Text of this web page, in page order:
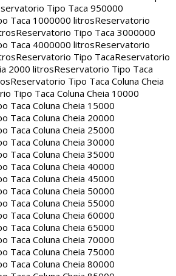
Tipo Taca 950000
Taca 1000000 litrosReservatorio
Reservatorio Tipo Taca 3000000
Taca 4000000 litrosReservatorio
Reservatorio Tipo TacaReservatorio
2000 litrosReservatorio Tipo Taca
Reservatorio Tipo Taca Coluna Cheia
Tipo Taca Coluna Cheia 10000
Taca Coluna Cheia 15000
Taca Coluna Cheia 20000
Taca Coluna Cheia 25000
Taca Coluna Cheia 30000
Taca Coluna Cheia 35000
Taca Coluna Cheia 40000
Taca Coluna Cheia 45000
Taca Coluna Cheia 50000
Taca Coluna Cheia 55000
Taca Coluna Cheia 60000
Taca Coluna Cheia 65000
Taca Coluna Cheia 70000
Taca Coluna Cheia 75000
Taca Coluna Cheia 80000